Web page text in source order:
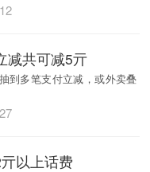
减共可减5亓
到多笔支付立减，或外卖叠
以上话费